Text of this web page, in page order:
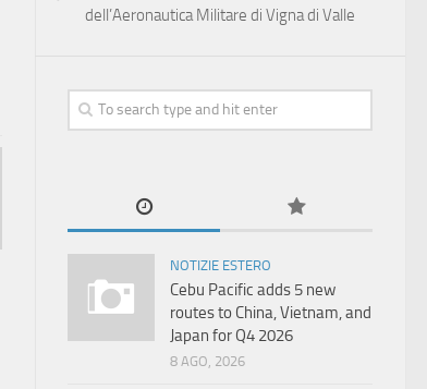
dell’Aeronautica Militare di Vigna di Valle
NOTIZIE ESTERO
Cebu Pacific adds 5 new
routes to China, Vietnam, and
Japan for Q4 2026
8 AGO, 2026